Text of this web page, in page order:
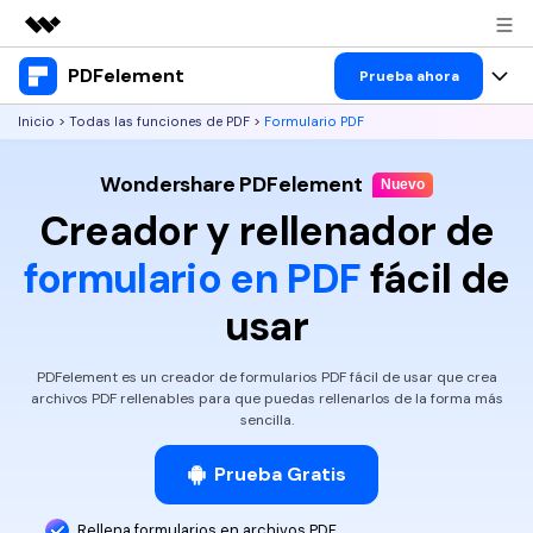
Productos destacados
Creatividad digital con AIGC
Empresas
Soluciones
Quiénes somos
Soporte
PDFelement Prueba ahora
Productos
Escritorio
PDFelement para Windows
PDFelement para Mac
PDFelement para iPhone/iPad
Características
Educativas
Leer PDF
Crear PDF
Imprimir PDF
Resumidor de PDF con IA
Traductor de PDF con IA
Corrector gramatical de IA
Chat IA con imagen
Blog
Anotación de PDF
Negocios
1-10 usuarios
Prueba gratis Comprar ahora
Iniciar sesión
Inicio > Todas las funciones de PDF > Formulario PDF
Wondershare PDFelement Nuevo
Creador y rellenador de
formulario en PDFfácil de
usar
PDFelement es un creador de formularios PDF fácil de usar que crea
archivos PDF rellenables para que puedas rellenarlos de la forma más
sencilla.
Prueba Gratis